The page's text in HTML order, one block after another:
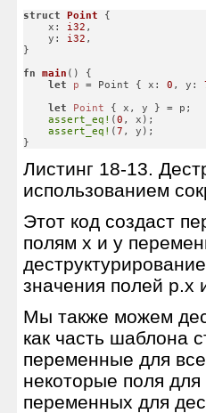
struct Point {
    x:
i32 ,
    y:
i32 ,
}
fn
main () {
let
p = Point { x: 0 , y:
let
Point { x, y } = p;
assert_eq! (0 , x);
assert_eq! (7 , y);
}
Листинг 18-13.
использованием
Этот код создаст
полям x и y
значения полей p.x
Мы также можем
как часть шаблона
переменные для
некоторые поля
переменных для